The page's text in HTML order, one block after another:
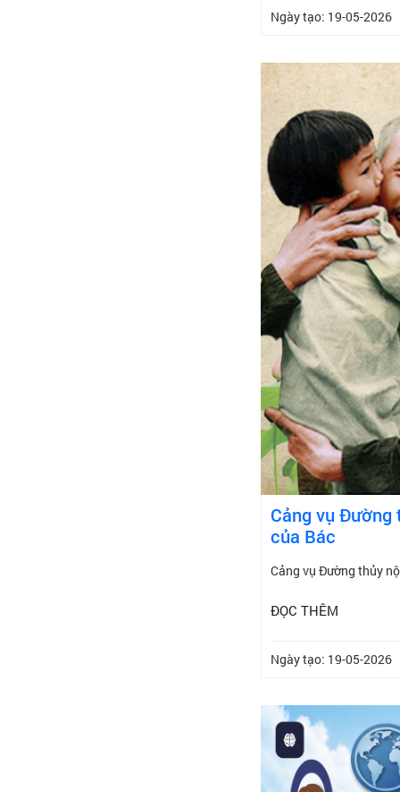
Ngày tạo: 19-05-2026
Cảng vụ Đường
của Bác
Cảng vụ Đường thủy
ĐỌC THÊM
Ngày tạo: 19-05-2026